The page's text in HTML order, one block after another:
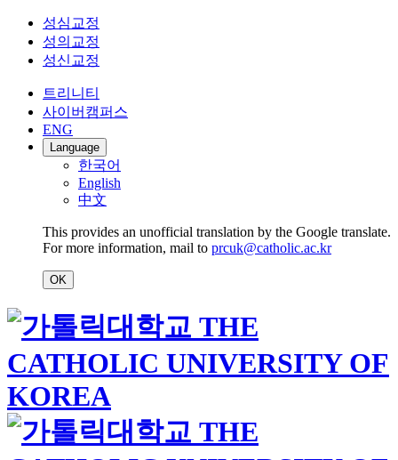
성심교정
성의교정
성신교정
트리니티
사이버캠퍼스
ENG
Language
한국어
English
中文
This provides an unofficial translation by the Google translate.
For more information, mail to prcuk@catholic.ac.kr
OK